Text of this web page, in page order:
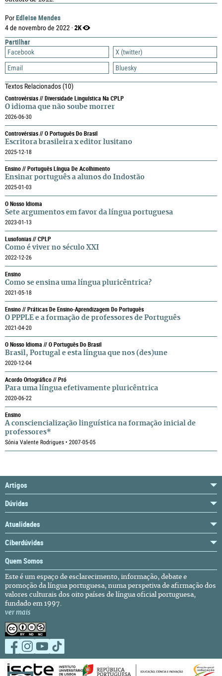
PorEdleise Mendes
4 de novembro de 2022 ·2K
Partilhar
Facebook
X (twitter)
Email
Bluesky
Textos Relacionados(10)
Controvérsias // Diversidade Linguística Na CPLP
O idioma que não soube morrer
2026-06-30
Controvérsias // O Português Do Brasil
Escritora brasileira x editor lusitano
2025-12-18
Ensino // Português Língua De Acolhimento
Ensinar português a alunos do Indostão
2025-01-03
O Nosso Idioma
Sete argumentos em favor da língua portuguesa
2023-01-13
Lusofonias // CPLP
Como é viver no século XXI
2022-12-26
Ensino
Como se ensina uma língua pluricêntrica?
2021-05-18
Ensino // Práticas De Ensino-Aprendizagem Do Português
O PPPLE e a formação de professores de Português
2021-04-20
O Nosso Idioma // O Português Do Brasil
Brasil, Portugal e esta língua que nos (des)une
2020-12-04
Acordo Ortográfico // Pró
Para uma língua efetivamente pluricêntrica
2020-06-22
Ensino
A consciencialização linguística na formação inicial de
professores*
Sónia Valente Rodrigues • 2007-05-05
Artigos
Dúvidas
Atualidades
Ciberdúvidas
Quem Somos
Este é um espaço de esclarecimento, informação, debate e
promoção da língua portuguesa, numa perspetiva de afirmação dos
valores culturais dos oito países de língua oficial portuguesa,
fundado em 1997.
ver mais